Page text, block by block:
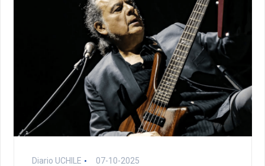
Diario UCHILE 07-10-2025